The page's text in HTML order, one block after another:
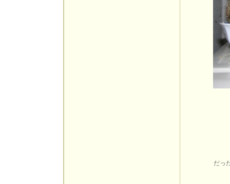
だっ